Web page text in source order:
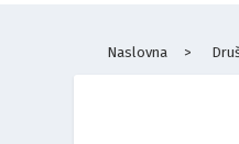
Naslovna >